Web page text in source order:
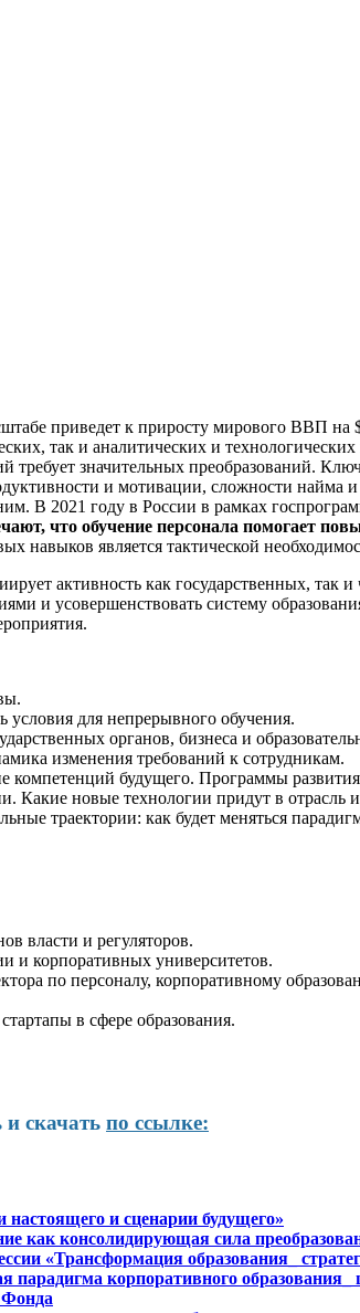
приведет к приросту мирового ВВП на
так и аналитических и
требует значительных преобразований.
и мотивации, сложности найма
В 2021 году в России в рамках
что обучение персонала помогает
навыков является тактической
активность как государственных, так
и усовершенствовать систему
условия для непрерывного обучения.
органов, бизнеса и
изменения требований к сотрудникам.
компетенций будущего. Программы
Какие новые технологии придут в
траектории: как будет меняться
власти и регуляторов.
и корпоративных университетов.
по персоналу, корпоративному
в сфере образования.
скачать по ссылке: